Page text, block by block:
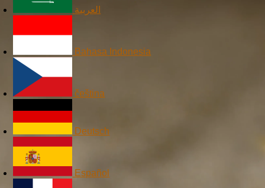
العربية
Bahasa Indonesia
čeština
Deutsch
Español